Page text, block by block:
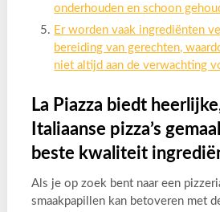
onderhouden en schoon
Er worden vaak ingrediënten
bereiding van gerechten,
niet altijd aan de verwachting
La Piazza biedt
Italiaanse pizza’s
beste kwaliteit
Als je op zoek bent naar een
smaakpapillen kan betoveren met